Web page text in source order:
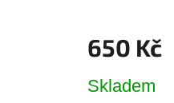
650 Kč
cena:
Skladem